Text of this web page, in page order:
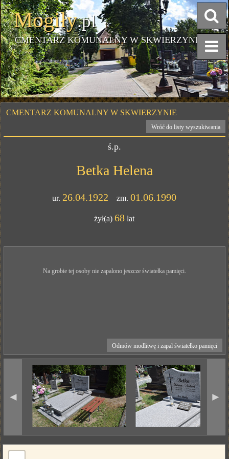
Mogiły.pl
CMENTARZ KOMUNALNY W SKWIERZYNIE
CMENTARZ KOMUNALNY W SKWIERZYNIE
Wróć do listy wyszukiwania
ś.p.
Betka Helena
ur. 26.04.1922 zm.01.06.1990
żył(a) 68 lat
Na grobie tej osoby nie zapalono jeszcze światełka pamięci.
Odmów modlitwę i zapal światełko pamięci
◄ ►